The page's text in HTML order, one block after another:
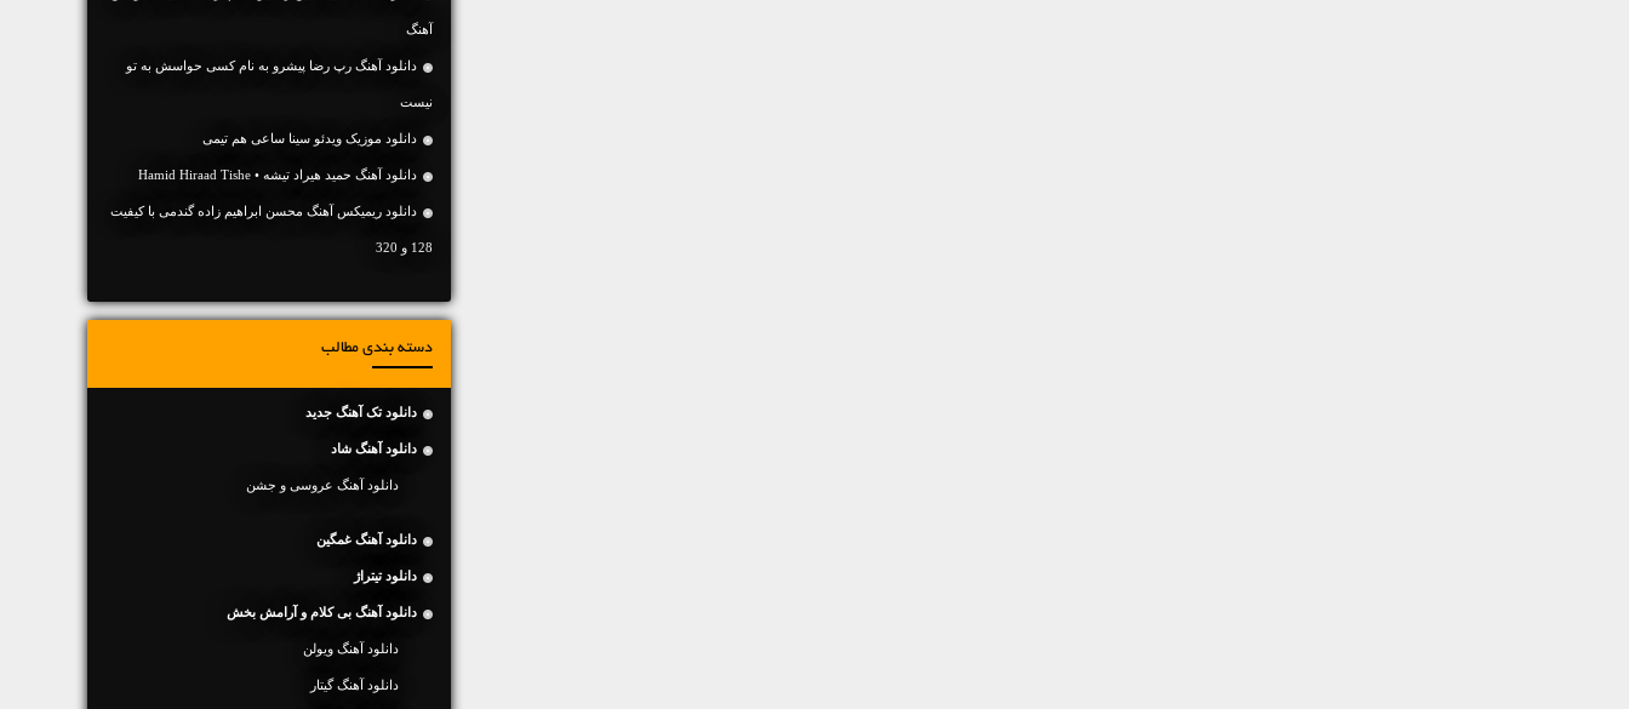
آهنگ
دانلود آهنگ رپ رضا پیشرو به نام کسی حواسش به تو
نیست
دانلود موزیک ویدئو سینا ساعی هم تیمی
دانلود آهنگ حمید هیراد تیشه • Hamid Hiraad Tishe
دانلود ریمیکس آهنگ محسن ابراهیم زاده گندمی با کیفیت
128 و 320
دسته بندی مطالب
دانلود تک آهنگ جدید
دانلود آهنگ شاد
دانلود آهنگ عروسی و جشن
دانلود آهنگ غمگین
دانلود تیتراژ
دانلود آهنگ بی کلام و آرامش بخش
دانلود آهنگ ویولن
دانلود آهنگ گیتار